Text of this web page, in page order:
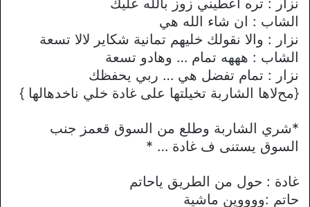
الشاب : ان شاء الله هي
نزار : واﻻ نقولك خليهم تمانية شكاير ﻻﻻ تسعة
الشاب : هههه تمام … وهادو تسعة
نزار : تمام تفضل هي … ربي يحفظك
{محﻻها الشاربة تخيلتها على غادة خلي ناخدهالها }
*شري الشاربة وطلع من السوق قعمز جنب
السوق يستنى ف غادة … *
غادة : حول من الطريق ياحاتم
حاتم :ووووين ماشية